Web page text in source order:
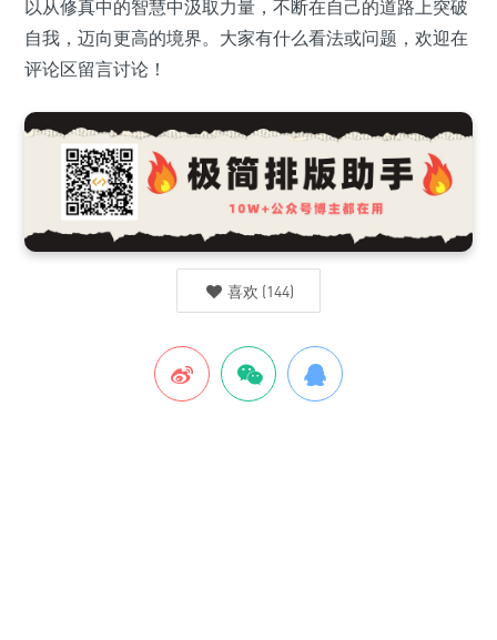
以从修真中的智慧中汲取力量，不断在自己的道路上突破
自我，迈向更高的境界。大家有什么看法或问题，欢迎在
评论区留言讨论！
喜欢 (144)